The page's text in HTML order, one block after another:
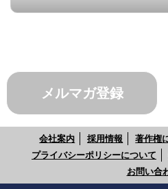
メルマガ登録
会社案内 採用情報 著作権
プライバシーポリシーについて
お問い合